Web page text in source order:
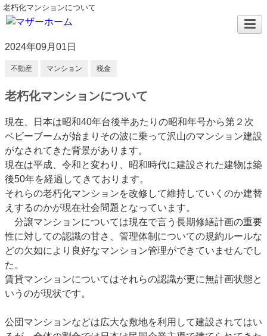
老朽化マンションについて
2024年09月01日
不動産 マンション 税金
老朽化マンションについて
現在、日本は昭和40年台後半あたりの昭和年号から第２次
ベビーブームが始まりその波に乗って沢山のマンション建設
がなされてきた背景があります。
現在は平成、令和と変わり、昭和時代に建設された建物は築
後50年を経過してきております。
それらの老朽化マンションを改修して維持していくのか建替
えするのかが現在社会問題となっています。
分譲マンションについては現在で言う長期修繕計画の重要
性に対しての認識の甘さ、管理体制についての規約ルールな
どの欠如により良好なマンション管理ができていませんでし
た。
賃貸マンションについてはそれらの認識が更に無計画状態と
いうのが現状です。
公団マンションなどは広大な敷地を利用して建設されてはい